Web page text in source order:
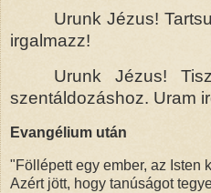
Urunk Jézus!
irgalmazz!
Urunk Jézus!
szentáldozáshoz. Uram
Evangélium után
"Föllépett egy ember, az Isten
Azért jött, hogy tanúságot